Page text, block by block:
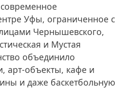
Уфы, ограниченное с
Чернышевского,
и Мустая
объединило
арт-объекты, кафе и
и даже баскетбольную